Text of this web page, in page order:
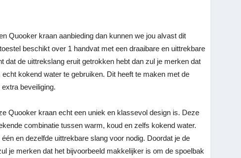
Quooker kraan aanbieding dan kunnen we jou alvast dit
beschikt over 1 handvat met een draaibare en uittrekbare
dat de uittrekslang eruit getrokken hebt dan zul je merken dat
kokend water te gebruiken. Dit heeft te maken met de
beveiliging.
Quooker kraan echt een uniek en klassevol design is. Deze
combinatie tussen warm, koud en zelfs kokend water.
en dezelfde uittrekbare slang voor nodig. Doordat je de
je merken dat het bijvoorbeeld makkelijker is om de spoelbak